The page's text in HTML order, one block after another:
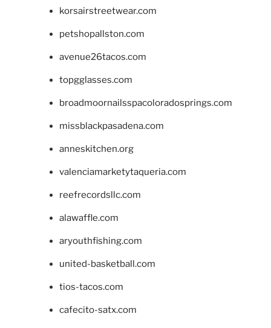
korsairstreetwear.com
petshopallston.com
avenue26tacos.com
topgglasses.com
broadmoornailsspacoloradosprings.com
missblackpasadena.com
anneskitchen.org
valenciamarketytaqueria.com
reefrecordsllc.com
alawaffle.com
aryouthfishing.com
united-basketball.com
tios-tacos.com
cafecito-satx.com